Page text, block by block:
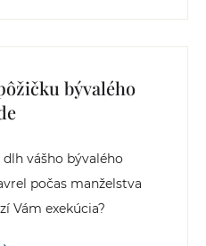
bývalého
vášho bývalého
počas manželstva
Vám exekúcia?